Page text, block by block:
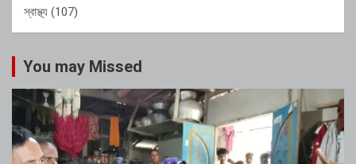
স্বাস্থ্য (107)
You may Missed